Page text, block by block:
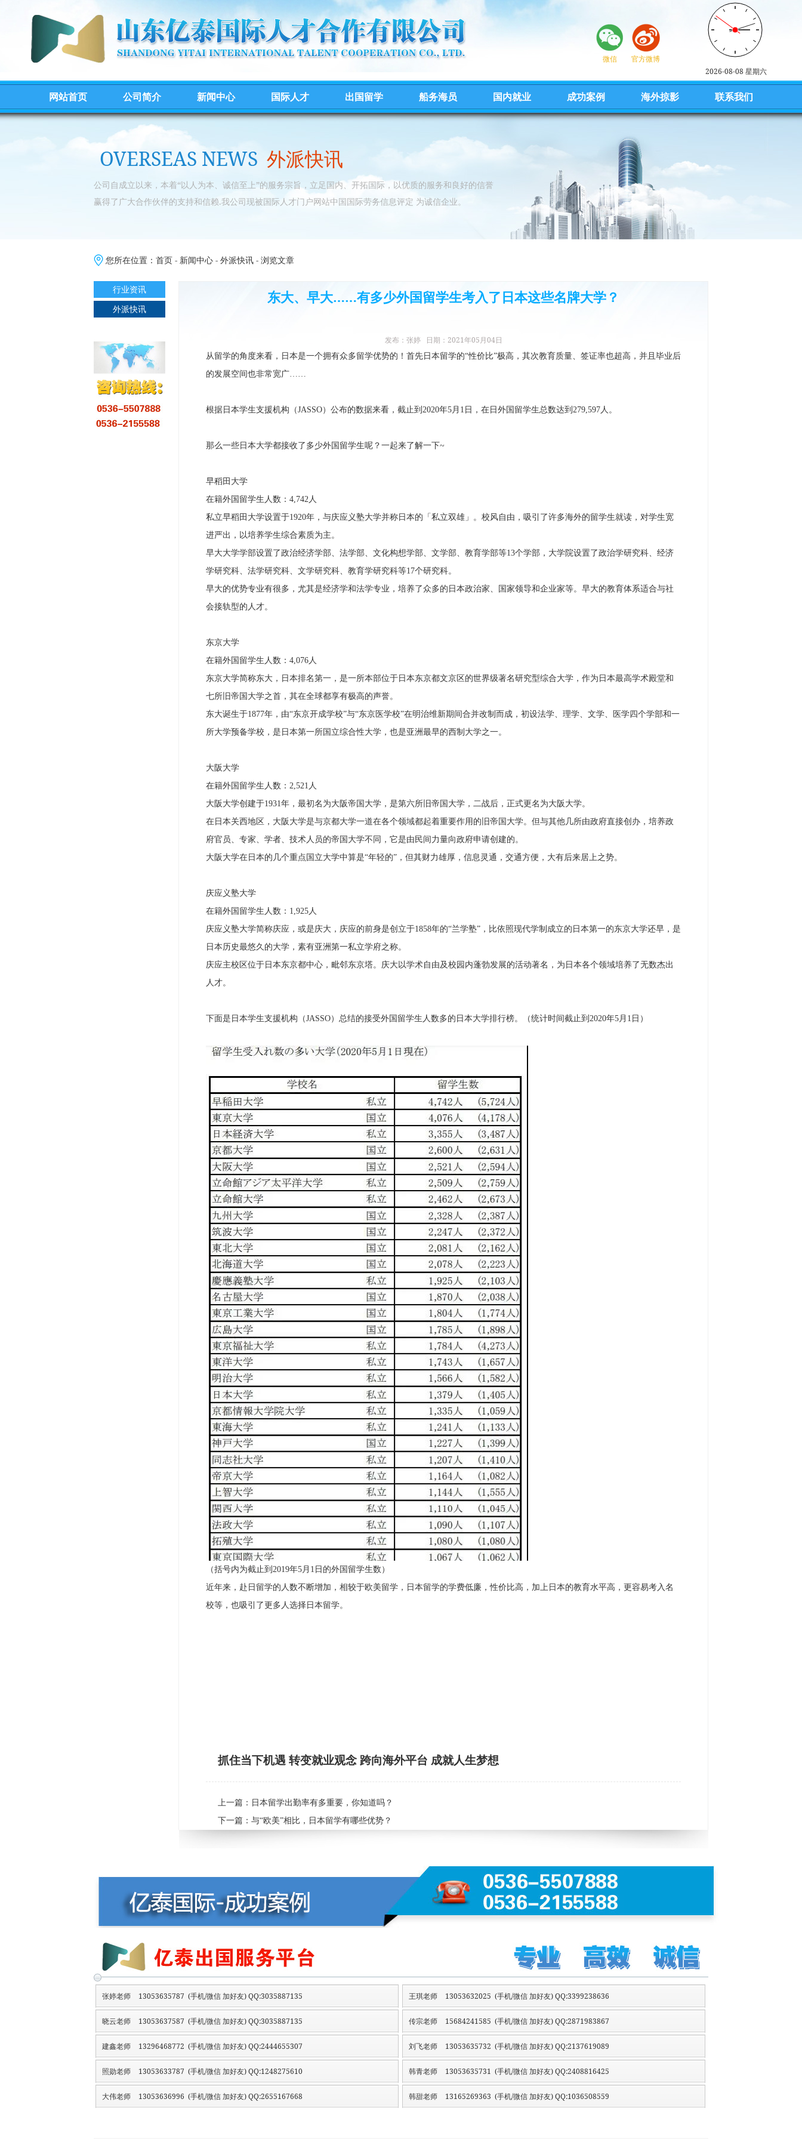
微信
官方微博
2026-08-08 星期六
网站首页 公司简介 新闻中心 国际人才 出国留学 船务海员 国内就业 成功案例 海外掠影 联系我们
OVERSEAS NEWS 外派快讯
公司自成立以来，本着“以人为本、诚信至上”的服务宗旨，立足国内、开拓国际，以优质的服务和良好的信誉
赢得了广大合作伙伴的支持和信赖.我公司现被国际人才门户网站中国国际劳务信息评定 为诚信企业。
您所在位置： 首页 - 新闻中心 - 外派快讯 - 浏览文章
行业资讯
外派快讯
东大、早大……有多少外国留学生考入了日本这些名牌大学？
发布：张婷 日期：2021年05月04日
从留学的角度来看，日本是一个拥有众多留学优势的！首先日本留学的“性价比”极高，其次教育质量、签证率也超高，并且毕业后
的发展空间也非常宽广……
根据日本学生支援机构（JASSO）公布的数据来看，截止到2020年5月1日，在日外国留学生总数达到279,597人。
那么一些日本大学都接收了多少外国留学生呢？一起来了解一下~
早稻田大学
在籍外国留学生人数：4,742人
私立早稻田大学设置于1920年，与庆应义塾大学并称日本的「私立双雄」。校风自由，吸引了许多海外的留学生就读，对学生宽
进严出，以培养学生综合素质为主。
早大大学学部设置了政治经济学部、法学部、文化构想学部、文学部、教育学部等13个学部，大学院设置了政治学研究科、经济
学研究科、法学研究科、文学研究科、教育学研究科等17个研究科。
早大的优势专业有很多，尤其是经济学和法学专业，培养了众多的日本政治家、国家领导和企业家等。早大的教育体系适合与社
会接轨型的人才。
东京大学
在籍外国留学生人数：4,076人
东京大学简称东大，日本排名第一，是一所本部位于日本东京都文京区的世界级著名研究型综合大学，作为日本最高学术殿堂和
七所旧帝国大学之首，其在全球都享有极高的声誉。
东大诞生于1877年，由“东京开成学校”与“东京医学校”在明治维新期间合并改制而成，初设法学、理学、文学、医学四个学部和一
所大学预备学校，是日本第一所国立综合性大学，也是亚洲最早的西制大学之一。
大阪大学
在籍外国留学生人数：2,521人
大阪大学创建于1931年，最初名为大阪帝国大学，是第六所旧帝国大学，二战后，正式更名为大阪大学。
在日本关西地区，大阪大学是与京都大学一道在各个领域都起着重要作用的旧帝国大学。但与其他几所由政府直接创办，培养政
府官员、专家、学者、技术人员的帝国大学不同，它是由民间力量向政府申请创建的。
大阪大学在日本的几个重点国立大学中算是“年轻的”，但其财力雄厚，信息灵通，交通方便，大有后来居上之势。
庆应义塾大学
在籍外国留学生人数：1,925人
庆应义塾大学简称庆应，或是庆大，庆应的前身是创立于1858年的“兰学塾”，比依照现代学制成立的日本第一的东京大学还早，是
日本历史最悠久的大学，素有亚洲第一私立学府之称。
庆应主校区位于日本东京都中心，毗邻东京塔。庆大以学术自由及校园内蓬勃发展的活动著名，为日本各个领域培养了无数杰出
人才。
下面是日本学生支援机构（JASSO）总结的接受外国留学生人数多的日本大学排行榜。（统计时间截止到2020年5月1日）
（括号内为截止到2019年5月1日的外国留学生数）
近年来，赴日留学的人数不断增加，相较于欧美留学，日本留学的学费低廉，性价比高，加上日本的教育水平高，更容易考入名
校等，也吸引了更多人选择日本留学。
抓住当下机遇 转变就业观念 跨向海外平台 成就人生梦想
上一篇： 日本留学出勤率有多重要，你知道吗？
下一篇： 与“欧美”相比，日本留学有哪些优势？
张婷老师 13053635787 (手机/微信 加好友) QQ:3035887135 王琪老师 13053632025 (手机/微信 加好友) QQ:3399238636
晓云老师 13053637587 (手机/微信 加好友) QQ:3035887135 传宗老师 15684241585 (手机/微信 加好友) QQ:2871983867
建鑫老师 13296468772 (手机/微信 加好友) QQ:2444655307 刘飞老师 13053635732 (手机/微信 加好友) QQ:2137619089
照勋老师 13053633787 (手机/微信 加好友) QQ:1248275610 韩青老师 13053635731 (手机/微信 加好友) QQ:2408816425
大伟老师 13053636996 (手机/微信 加好友) QQ:2655167668 韩甜老师 13165269363 (手机/微信 加好友) QQ:1036508559